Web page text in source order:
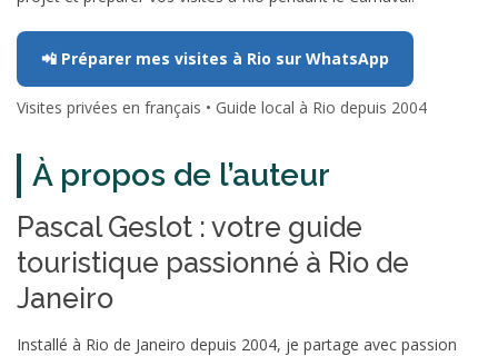
📲 Préparer mes visites à Rio sur WhatsApp
Visites privées en français • Guide local à Rio depuis 2004
À propos de l’auteur
Pascal Geslot : votre guide
touristique passionné à Rio de
Janeiro
Installé à Rio de Janeiro depuis 2004, je partage avec passion